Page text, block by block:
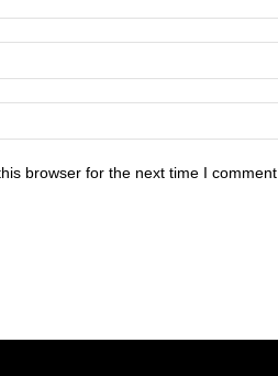
browser for the next time I comment.